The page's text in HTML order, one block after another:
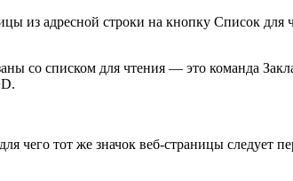
из адресной строки на кнопку Список для
со списком для чтения — это команда
чего тот же значок веб-страницы следует